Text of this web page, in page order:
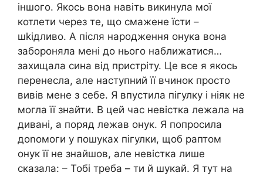
іншого. Якось вона навіть викинула мої
котлети через те, що смажене їсти –
шkідливо. А після народження онука вона
забороняла мені до нього наближатися…
захищала сина від пристріту. Це все я якось
перенесла, але наступний її вчинок просто
вивів мене з себе. Я впустила пігулку і ніяк не
могла її знайти. В цей час невістка лежала на
дивані, а поряд лежав онук. Я попросила
доnомоги у пошуках пігулки, щоб раптом
онук її не знайшов, але невістка лише
сказала: – Тобі треба – ти й шукай. Я тут на